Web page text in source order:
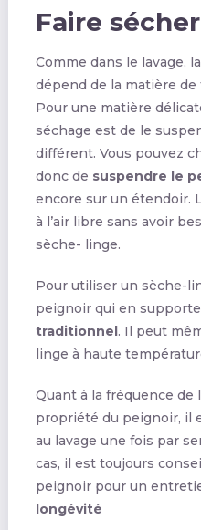
Faire
Comme dans le lavage,
dépend de la matière
Pour une matière
séchage est de le
différent. Vous pouvez
donc de suspendre le
encore sur un étendoir.
à l’air libre sans avoir
sèche- linge.
Pour utiliser un sèche-
peignoir qui en
traditionnel. Il peut
linge à haute
Quant à la fréquence de
propriété du peignoir, il
au lavage une fois par
cas, il est toujours
peignoir pour un
longévité